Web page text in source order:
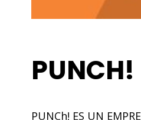
PUNCH!
PUNCh! ES UN